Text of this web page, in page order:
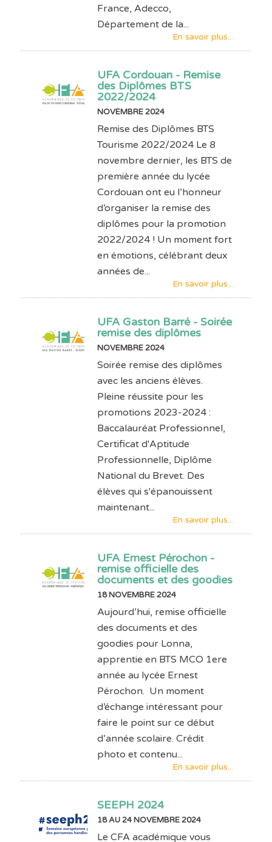
France, Adecco,
Département de la...
En savoir plus...
UFA Cordouan - Remise
des Diplômes BTS
2022/2024
NOVEMBRE 2024
Remise des Diplômes BTS
Tourisme 2022/2024 Le 8
novembre dernier, les BTS de
première année du lycée
Cordouan ont eu l’honneur
d’organiser la remise des
diplômes pour la promotion
2022/2024 ! Un moment fort
en émotions, célébrant deux
années de...
En savoir plus...
UFA Gaston Barré - Soirée
remise des diplômes
NOVEMBRE 2024
Soirée remise des diplômes
avec les anciens élèves.
Pleine réussite pour les
promotions 2023-2024 :
Baccalauréat Professionnel,
Certificat d'Aptitude
Professionnelle, Diplôme
National du Brevet. Des
élèves qui s'épanouissent
maintenant...
En savoir plus...
UFA Ernest Pérochon -
remise officielle des
documents et des goodies
18 NOVEMBRE 2024
Aujourd’hui, remise officielle
des documents et des
goodies pour Lonna,
apprentie en BTS MCO 1ere
année au lycée Ernest
Pérochon. Un moment
d’échange intéressant pour
faire le point sur ce début
d’année scolaire. Crédit
photo et contenu...
En savoir plus...
SEEPH 2024
18 AU 24 NOVEMBRE 2024
Le CFA académique vous